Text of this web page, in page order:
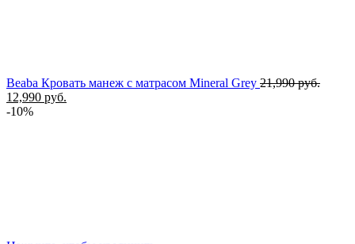
Beaba Кровать манеж с матрасом Mineral Grey 21,990руб.
12,990 руб.
-10%